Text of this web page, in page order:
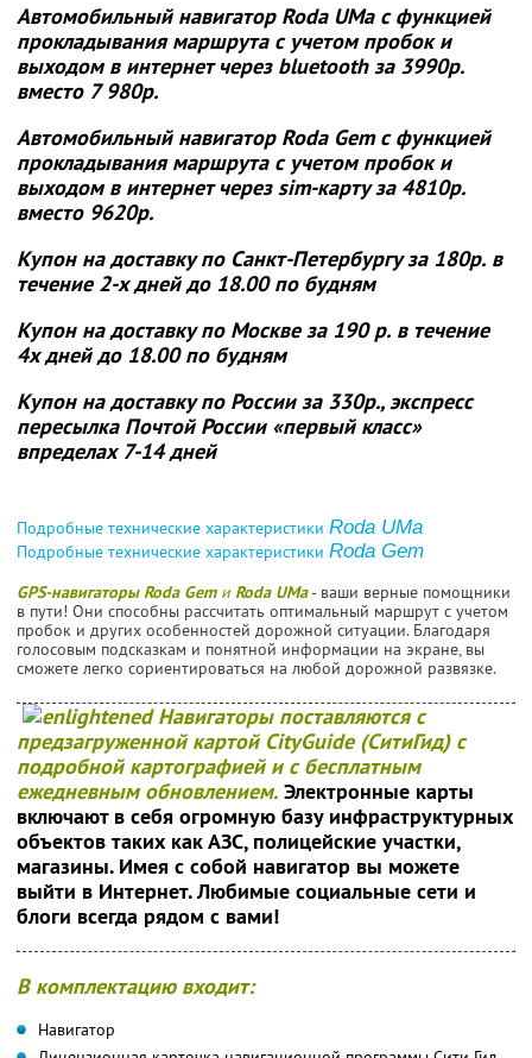
Автомобильный навигатор Roda UMa с функцией
прокладывания маршрута с учетом пробок и
выходом в интернет через bluetoothза 3990р.
вместо 7 980р.
Автомобильный навигатор Roda Gem с функцией
прокладывания маршрута с учетом пробок и
выходом в интернет через sim-картуза 4810р.
вместо 9620р.
Купон на доставку по Санкт-Петербургуза 180р. в
течение 2-х дней до 18.00 по будням
Купон на доставкупо Москве за 190 р. в течение
4х дней до 18.00 по будням
Купон на доставку по Россииза 330р., экспресс
пересылка Почтой России «первый класс»
впределах 7-14 дней
Подробные технические характеристики Roda UMa
Подробные технические характеристики Roda Gem
GPS-навигаторы Roda Gemи Roda UMa- ваши верные помощники
в пути! Они способны рассчитать оптимальный маршрут с учетом
пробок и других особенностей дорожной ситуации. Благодаря
голосовым подсказкам и понятной информации на экране, вы
сможете легко сориентироваться на любой дорожной развязке.
Навигаторы поставляются с
предзагруженной картой CityGuide (СитиГид) с
подробной картографией и с бесплатным
ежедневным обновлением. Электронные карты
включают в себя огромную базу инфраструктурных
объектов таких как АЗС, полицейские участки,
магазины. Имея с собой навигатор вы можете
выйти в Интернет. Любимые социальные сети и
блоги всегда рядом с вами!
В комплектацию входит:
Навигатор